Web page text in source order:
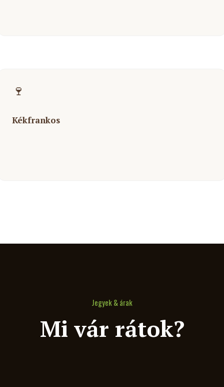
🍷
Kékfrankos
Jegyek & árak
Mi vár rátok?